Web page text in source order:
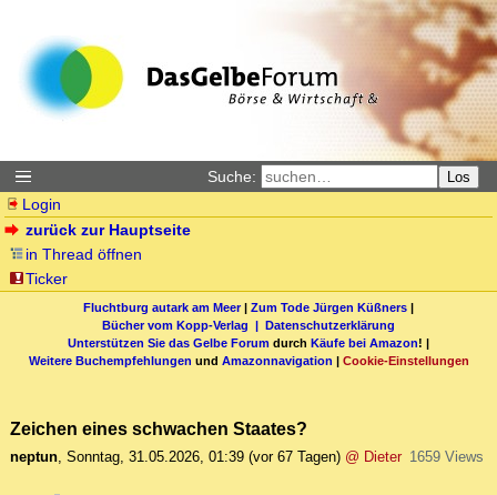
Suche: Los
Login
zurück zur Hauptseite
in Thread öffnen
Ticker
Fluchtburg autark am Meer| Zum Tode Jürgen Küßners |
Bücher vom Kopp-Verlag | Datenschutzerklärung
Unterstützen Sie das Gelbe Forum durch Käufe bei Amazon! |
Weitere Buchempfehlungen und Amazonnavigation | Cookie-Einstellungen
Zeichen eines schwachen Staates?
neptun, Sonntag, 31.05.2026, 01:39 (vor 67 Tagen) @ Dieter 1659 Views